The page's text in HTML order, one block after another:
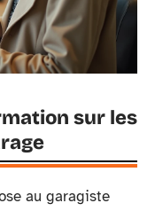
sur les
au garagiste